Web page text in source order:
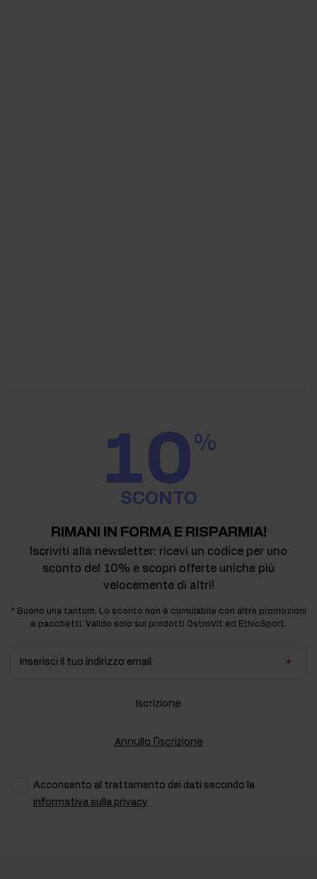
10%
SCONTO
RIMANI IN FORMA E RISPARMIA!
Iscriviti alla newsletter: ricevi un codice per uno
sconto del 10% e scopri offerte uniche più
velocemente di altri!
* Buono una tantum. Lo sconto non è cumulabile con altre promozioni
e pacchetti. Valido solo sui prodotti OstroVit ed EthicSport.
Inserisci il tuo indirizzo email
Iscrizione
Annulla l'iscrizione
Acconsento al trattamento dei dati secondo la
informativa sulla privacy